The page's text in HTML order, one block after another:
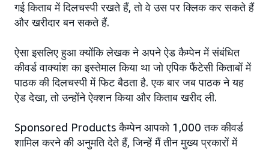
गई किताब में दिलचस्पी रखते हैं, तो वे उस पर क्लिक कर सकते हैं
और खरीदार बन सकते हैं.
ऐसा इसलिए हुआ क्योंकि लेखक ने अपने ऐड कैम्पेन में संबंधित
कीवर्ड वाक्यांश का इस्तेमाल किया था जो एपिक फैंटेसी किताबों में
पाठक की दिलचस्पी में फिट बैठता है. एक बार जब पाठक ने यह
ऐड देखा, तो उन्होंने ऐक्शन किया और किताब खरीद ली.
Sponsored Products कैम्पेन आपको 1,000 तक कीवर्ड
शामिल करने की अनुमति देते हैं, जिन्हें मैं तीन मुख्य प्रकारों में